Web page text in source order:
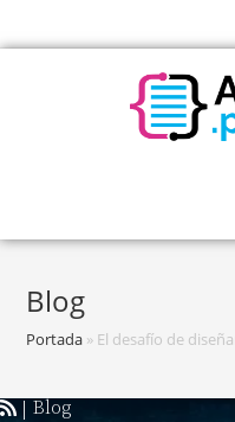
Blog
Portada » El desafío de
Blog